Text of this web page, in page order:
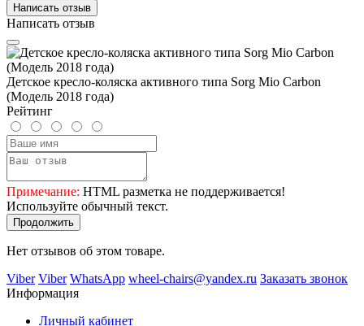
Написать отзыв
Написать отзыв
Детское кресло-коляска активного типа Sorg Mio Carbon
(Модель 2018 года)
Рейтинг
Примечание: HTML разметка не поддерживается!
Используйте обычный текст.
Продолжить
Нет отзывов об этом товаре.
Viber Viber WhatsApp wheel-chairs@yandex.ru Заказать звонок
Информация
Личный кабинет